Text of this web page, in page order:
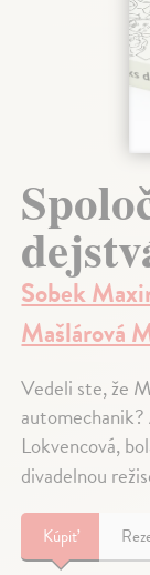
Sobek
Mašlárová
Vedeli ste, že
Lokvencová,
divadelnou
Kúpiť